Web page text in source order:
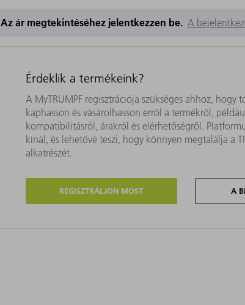
Az ár megtekintéséhez jelentkezzen be. A
Érdeklik a termékeink?
A MyTRUMPF regisztrációja szükséges ahhoz, hogy
kaphasson és vásárolhasson erről a termékről,
kompatibilitásról, árakról és elérhetőségről.
kínál, és lehetővé teszi, hogy könnyen megtalálja a
alkatrészét.
REGISZTRÁLJON MOST A